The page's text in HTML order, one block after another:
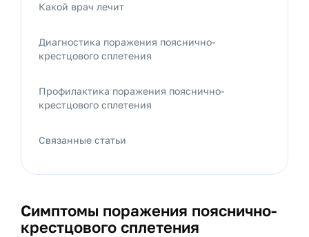
Симптомы поражения пояснично-
крестцового сплетения
Какой врач лечит
Диагностика поражения пояснично-
крестцового сплетения
Профилактика поражения пояснично-
крестцового сплетения
Связанные статьи